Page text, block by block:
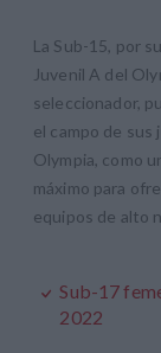
La Sub-15, por
Juvenil A del
seleccionador,
el campo de sus
Olympia, como
máximo para
equipos de alto
Sub-17
2022